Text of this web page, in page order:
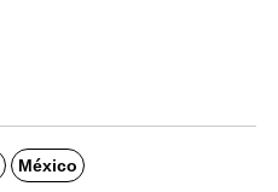
México